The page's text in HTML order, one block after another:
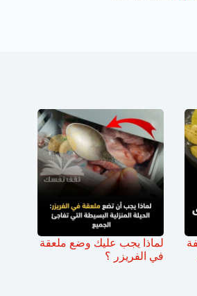
لماذا يجب عليك وضع ملعقة
في الفريزر ؟